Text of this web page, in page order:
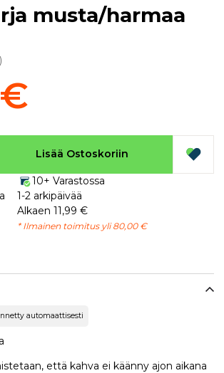
automaattisesti
että kahva ei käänny ajon aikana
musta/harmaa
)
Lisää Ostoskoriin
10+ Varastossa
1-2 arkipäivää
Alkaen 11,99 €
* Ilmainen toimitus yli 80,00 €